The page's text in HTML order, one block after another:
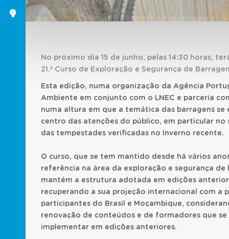
9 CONTACTOS
No próximo dia 15 de junho, pelas 14:30 horas,
21.º Curso de Exploração e Segurança de
Esta edição, numa organização da Agência
Ambiente em conjunto com o LNEC e parceria
numa altura em que a temática das barragens se
centro das atenções do público, em particular no
das tempestades verificadas no Inverno recente.
O curso, que se tem mantido desde há vários
referência na área da exploração e segurança de
mantém a estrutura adotada em edições
recuperando a sua projeção internacional com a
participantes do Brasil e Moçambique,
renovação de conteúdos e de formadores que
implementar em edições anteriores.